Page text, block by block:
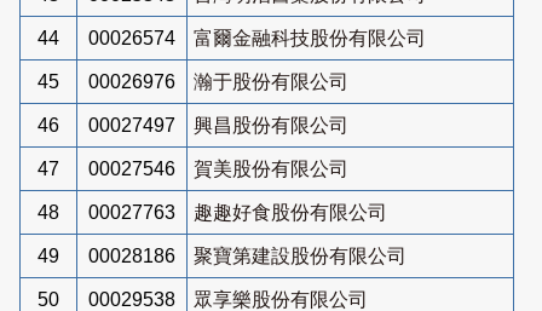
44 00026574 富爾金融科技股份有限公司
45 00026976 瀚于股份有限公司
46 00027497 興昌股份有限公司
47 00027546 賀美股份有限公司
48 00027763 趣趣好食股份有限公司
49 00028186 聚寶第建設股份有限公司
50 00029538
眾享樂股份有限公司